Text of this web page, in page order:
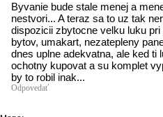
Byvanie bude stale menej a
nestvori... A teraz sa to uz tak
dispozicii zbytocne velku luku
bytov, umakart, nezatepleny
dnes uplne adekvatna, ale ked ti
ochotny kupovat a su komplet
by to robil inak...
Odpovedať